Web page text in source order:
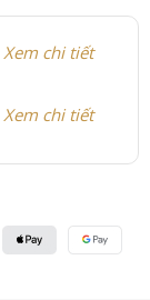
Xem chi tiết
Xem chi tiết